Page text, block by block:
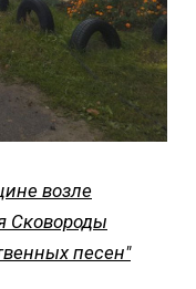
возле
Сковороды
песен"